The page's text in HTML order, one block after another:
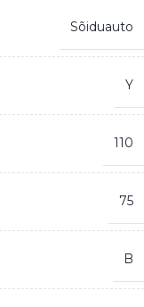
Sõiduauto
Y
110
75
B